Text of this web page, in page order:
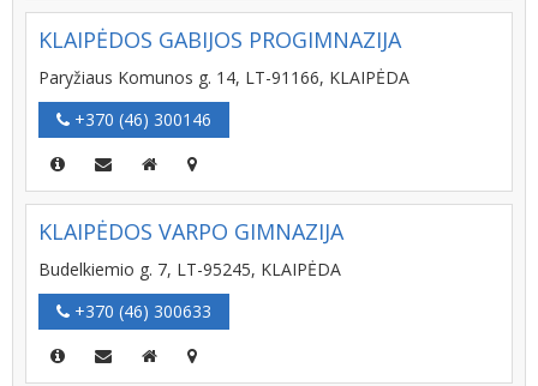
KLAIPĖDOS GABIJOS PROGIMNAZIJA
Paryžiaus Komunos g. 14, LT-91166, KLAIPĖDA
+370 (46) 300146
KLAIPĖDOS VARPO GIMNAZIJA
Budelkiemio g. 7, LT-95245, KLAIPĖDA
+370 (46) 300633